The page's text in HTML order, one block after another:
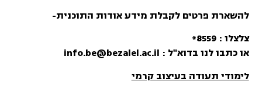
להשארת פרטים לקבלת מידע אודות התוכנית-
צלצלו :8559*
או כתבו לנו בדוא"ל : info.be@bezalel.ac.il
לימודי תעודה בעיצוב קרמי